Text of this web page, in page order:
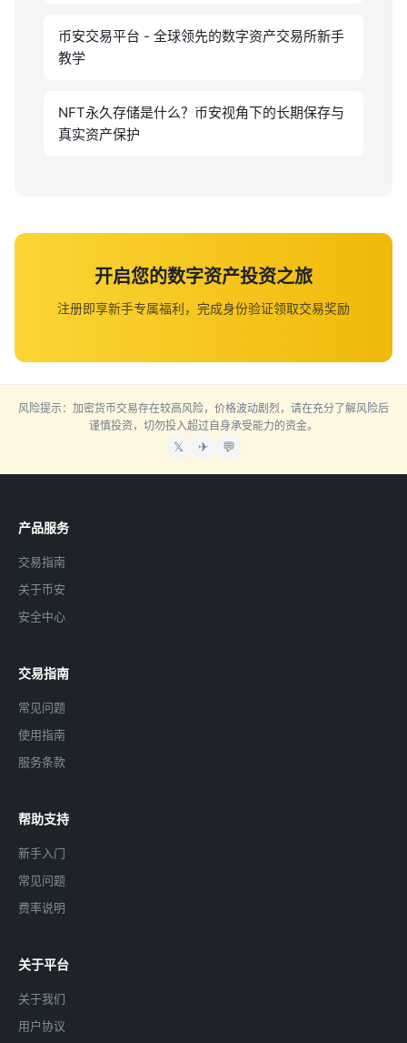
币安交易平台 - 全球领先的数字资产交易所新手
教学
NFT永久存储是什么？币安视角下的长期保存与
真实资产保护
开启您的数字资产投资之旅
注册即享新手专属福利，完成身份验证领取交易奖励
风险提示：加密货币交易存在较高风险，价格波动剧烈，请在充分了解风险后
谨慎投资，切勿投入超过自身承受能力的资金。
𝕏 ✈ 💬
产品服务
交易指南
关于币安
安全中心
交易指南
常见问题
使用指南
服务条款
帮助支持
新手入门
常见问题
费率说明
关于平台
关于我们
用户协议